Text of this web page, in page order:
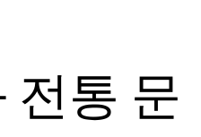
통 문